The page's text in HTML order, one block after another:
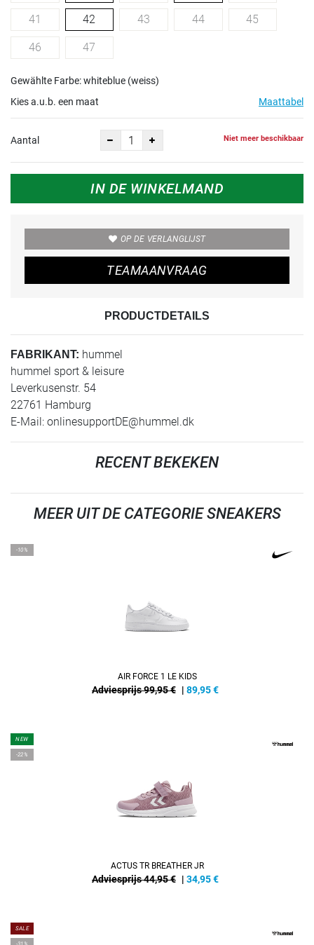
41 42 43 44 45
46 47
Gewählte Farbe: whiteblue (weiss)
Kies a.u.b. een maat
Maattabel
Aantal Niet meer beschikbaar
IN DE WINKELMAND
OP DE VERLANGLIJST
TEAMAANVRAAG
PRODUCTDETAILS
FABRIKANT: hummel
hummel sport & leisure
Leverkusenstr. 54
22761 Hamburg
E-Mail: onlinesupportDE@hummel.dk
RECENT BEKEKEN
MEER UIT DE CATEGORIE SNEAKERS
-10%
AIR FORCE 1 LE KIDS
Adviesprijs 99,95 € | 89,95€
NEW
-22%
ACTUS TR BREATHER JR
Adviesprijs 44,95 € | 34,95€
SALE
-31%